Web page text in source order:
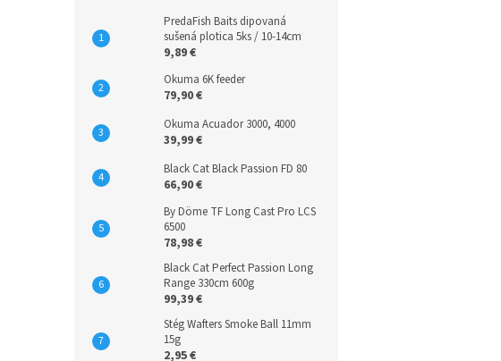
PredaFish Baits dipovaná
sušená plotica 5ks / 10-14cm
9,89 €
Okuma 6K feeder
79,90 €
Okuma Acuador 3000, 4000
39,99 €
Black Cat Black Passion FD 80
66,90 €
By Döme TF Long Cast Pro LCS
6500
78,98 €
Black Cat Perfect Passion Long
Range 330cm 600g
99,39 €
Stég Wafters Smoke Ball 11mm
15g
2,95 €